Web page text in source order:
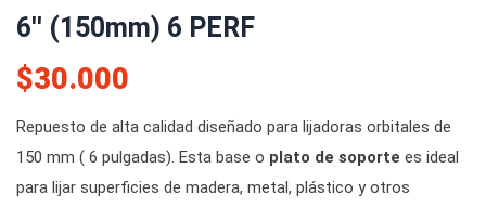
6'' (150mm) 6 PERF
$30.000
Repuesto de alta calidad diseñado para lijadoras orbitales de
150 mm ( 6 pulgadas). Esta base o plato de soporte es ideal
para lijar superficies de madera, metal, plástico y otros